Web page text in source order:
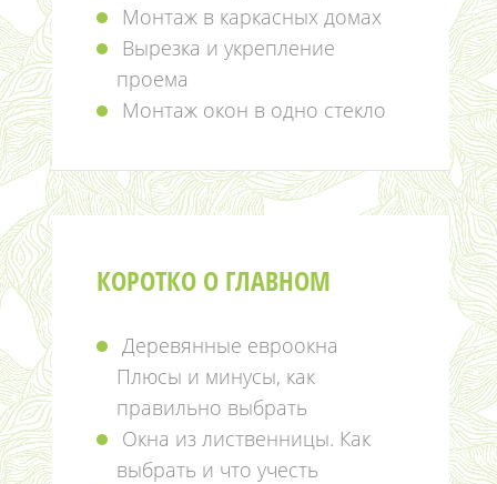
Монтаж в каркасных домах
Вырезка и укрепление
проема
Монтаж окон в одно стекло
КОРОТКО О ГЛАВНОМ
Деревянные евроокна
Плюсы и минусы, как
правильно выбрать
Окна из лиственницы. Как
выбрать и что учесть